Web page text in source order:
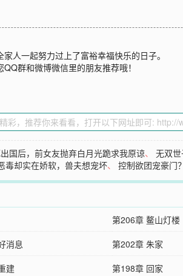
人一起努力过上了富裕幸福快乐的日子。
群和微博微信里的朋友推荐哦！
国后，前女友抛弃白月光跪求我原谅、无双世
毒却实在娇软，兽夫想宠坏、控制欲团宠豪门
第206章 鳌山灯楼
消息 第202章 朱家
建 第198章 回家